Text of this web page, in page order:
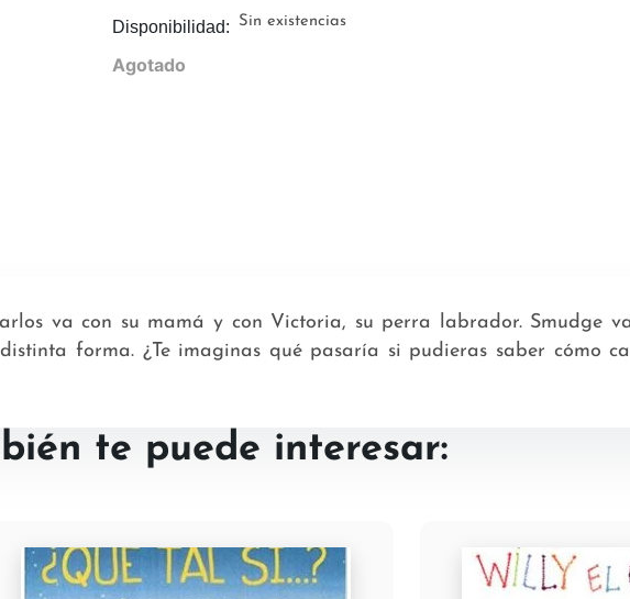
Agotado
Disponibilidad: Sin existencias
va con su mamá y con Victoria, su perra labrador. Smudge
forma. ¿Te imaginas qué pasaría si pudieras saber cómo
te puede interesar: